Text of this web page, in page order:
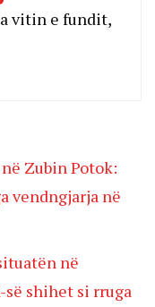
vitin e fundit,
Zubin Potok:
vendngjarja në
në
së shihet si rruga